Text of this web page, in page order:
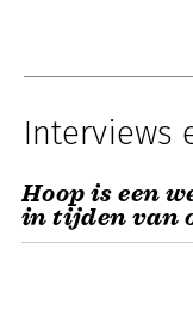
Interviews
Hoop is een
in tijden van